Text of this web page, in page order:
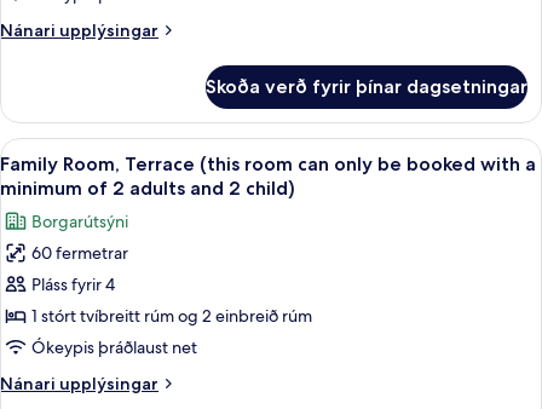
Nánari upplýsingar
Nánari
herbergi
Skoða verð fyrir þínar dagsetningar
Skoða
allar
myndir
fyrir
Family
Room,
Terrace
(this
room
can
Family Room, Terrace (this room
6
Family Room, Terrace (this room can only be booked with a
minimum of 2 adults and 2 child)
Borgarútsýni
60 fermetrar
Pláss fyrir 4
1 stórt tvíbreitt rúm og 2 einbreið rúm
Ókeypis þráðlaust net
Nánari upplýsingar
Nánari